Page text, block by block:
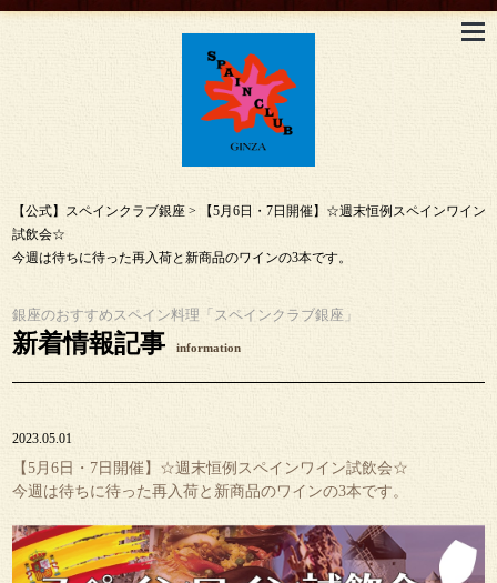
【公式】スペインクラブ銀座 >
【5月6日・7日開催】☆週末恒例スペインワイン
試飲会☆
今週は待ちに待った再入荷と新商品のワインの3本です。
銀座のおすすめスペイン料理「スペインクラブ銀座」
新着情報記事 information
2023.05.01
【5月6日・7日開催】☆週末恒例スペインワイン試飲会☆
今週は待ちに待った再入荷と新商品のワインの3本です。